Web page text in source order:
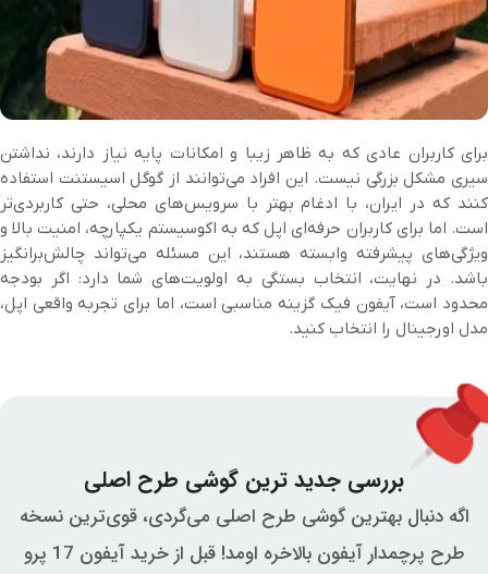
برای کاربران عادی که به ظاهر زیبا و امکانات پایه نیاز دارند، نداشتن
سیری مشکل بزرگی نیست. این افراد می‌توانند از گوگل اسیستنت استفاده
کنند که در ایران، با ادغام بهتر با سرویس‌های محلی، حتی کاربردی‌تر
است. اما برای کاربران حرفه‌ای اپل که به اکوسیستم یکپارچه، امنیت بالا و
ویژگی‌های پیشرفته وابسته هستند، این مسئله می‌تواند چالش‌برانگیز
باشد. در نهایت، انتخاب بستگی به اولویت‌های شما دارد: اگر بودجه
محدود است، آیفون فیک گزینه مناسبی است، اما برای تجربه واقعی اپل،
مدل اورجینال را انتخاب کنید.
بررسی جدید ترین گوشی طرح اصلی
اگه دنبال بهترین گوشی طرح اصلی می‌گردی، قوی‌ترین نسخه
طرح پرچمدار آیفون بالاخره اومد! قبل از خرید آیفون 17 پرو